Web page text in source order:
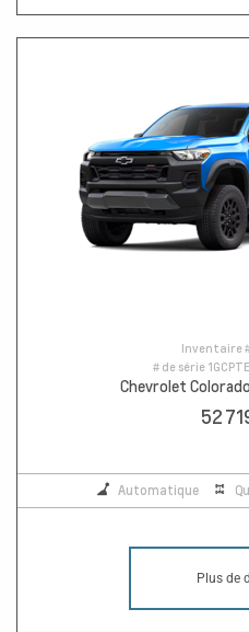
Inventaire
# de série
Chevrolet
52
Automatique
Plus de